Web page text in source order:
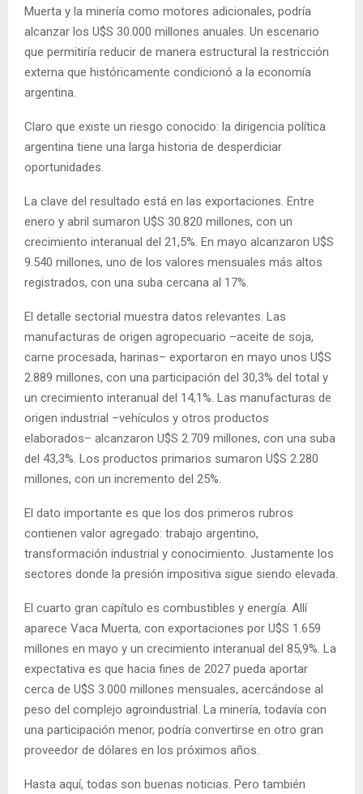
Muerta y la minería como motores adicionales, podría
alcanzar los U$S 30.000 millones anuales. Un escenario
que permitiría reducir de manera estructural la restricción
externa que históricamente condicionó a la economía
argentina.
Claro que existe un riesgo conocido: la dirigencia política
argentina tiene una larga historia de desperdiciar
oportunidades.
La clave del resultado está en las exportaciones. Entre
enero y abril sumaron U$S 30.820 millones, con un
crecimiento interanual del 21,5%. En mayo alcanzaron U$S
9.540 millones, uno de los valores mensuales más altos
registrados, con una suba cercana al 17%.
El detalle sectorial muestra datos relevantes. Las
manufacturas de origen agropecuario –aceite de soja,
carne procesada, harinas– exportaron en mayo unos U$S
2.889 millones, con una participación del 30,3% del total y
un crecimiento interanual del 14,1%. Las manufacturas de
origen industrial –vehículos y otros productos
elaborados– alcanzaron U$S 2.709 millones, con una suba
del 43,3%. Los productos primarios sumaron U$S 2.280
millones, con un incremento del 25%.
El dato importante es que los dos primeros rubros
contienen valor agregado: trabajo argentino,
transformación industrial y conocimiento. Justamente los
sectores donde la presión impositiva sigue siendo elevada.
El cuarto gran capítulo es combustibles y energía. Allí
aparece Vaca Muerta, con exportaciones por U$S 1.659
millones en mayo y un crecimiento interanual del 85,9%. La
expectativa es que hacia fines de 2027 pueda aportar
cerca de U$S 3.000 millones mensuales, acercándose al
peso del complejo agroindustrial. La minería, todavía con
una participación menor, podría convertirse en otro gran
proveedor de dólares en los próximos años.
Hasta aquí, todas son buenas noticias. Pero también